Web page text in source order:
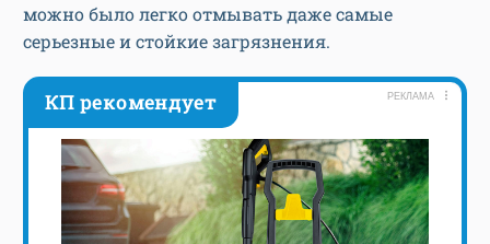
можно было легко отмывать даже самые
серьезные и стойкие загрязнения.
КП рекомендует РЕКЛАМА